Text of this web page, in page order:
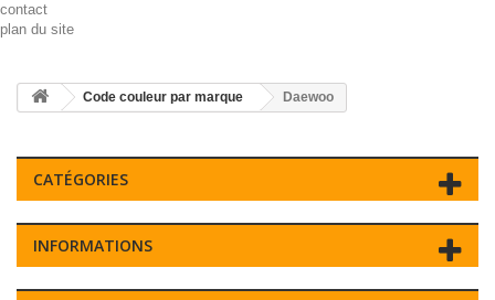
contact
plan du site
Code couleur par marque Daewoo
CATÉGORIES
INFORMATIONS